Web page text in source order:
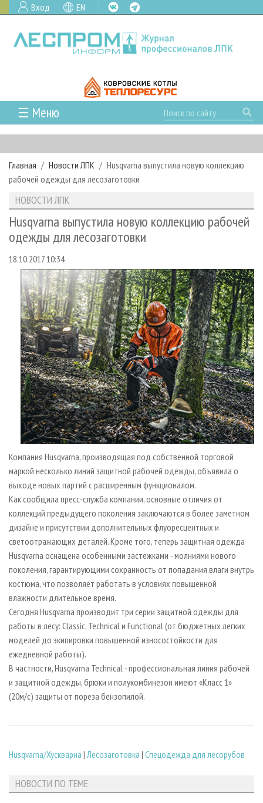
Вход EN
☰ Меню
ГЛАВНАЯ
РУБРИКИ И ТЕМЫ
РУБРИКИ ЖУРНАЛА
ЛЕСОЗАГОТОВКА
ЛЕСОПИЛЕНИЕ
СУШКА ДРЕВЕСИНЫ
ПРОИЗВОДСТВО ДРЕВЕСНЫХ ПЛИТ
ДЕРЕВЯННОЕ ДОМОСТРОЕНИЕ
ПРОИЗВОДСТВО МЕБЕЛИ
БИОЭНЕРГЕТИКА
ЦБП
ИНСТРУМЕНТ И МАТЕРИАЛЫ
НОВОСТИ
НОВОСТИ ЛПК
НОВОСТИ ЖУРНАЛА
ПРОЕКТЫ ЛПИ
АНАЛИТИКА
ПРЕДПРИЯТИЯ ЛПК
ПЕРСОНЫ
МОБИЛЬНЫЕ ВЫСТАВКИ
ОФИЦИАЛЬНЫЕ ДЕЛЕГАЦИИ
ПРИОРИТЕТНЫЕ ИНВЕСТПРОЕКТЫ
RUSSIAN FORESTRY REVIEW
ГАЗЕТА ЛЕСПРОМФОРУМ
БИБЛИОТЕКА СПЕЦИАЛИСТА
АРХИВ ЖУРНАЛОВ
О ЖУРНАЛЕ
ПОДПИСКА
КОНТАКТЫ
РЕКЛАМОДАТЕЛЯМ
РЕКЛАМА
РЕКЛАМА НА САЙТЕ
Главная Новости ЛПК
Husqvarna выпустила новую коллекцию
рабочей одежды для лесозаготовки
НОВОСТИ ЛПК
Husqvarna выпустила новую коллекцию рабочей
одежды для лесозаготовки
18.10.2017 10:34
Компания Husqvarna, производящая под собственной торговой
маркой несколько линий защитной рабочей одежды, объявила о
выходе новых партий с расширенным функционалом.
Как сообщила пресс-служба компании, основные отличия от
коллекций предыдущего поколения заключаются в более заметном
дизайне и присутствии дополнительных флуоресцентных и
светоотражающих деталей. Кроме того, теперь защитная одежда
Husqvarna оснащена особенными застежками - молниями нового
поколения, гарантирующими сохранность от попадания влаги внутрь
костюма, что позволяет работать в условиях повышенной
влажности длительное время.
Сегодня Husqvarna производит три серии защитной одежды для
работы в лесу: Classic, Technical и Functional (от бюджетных легких
моделей до экипировки повышенной износостойкости для
ежедневной работы).
В частности, Husqvarna Technical - профессиональная линия рабочей
и защитной одежды, брюки и полукомбинезон имеют «Класс 1»
(20м/c) защиты от пореза бензопилой.
Husqvarna/Хускварна | Лесозаготовка | Спецодежда для лесорубов
НОВОСТИ ПО ТЕМЕ